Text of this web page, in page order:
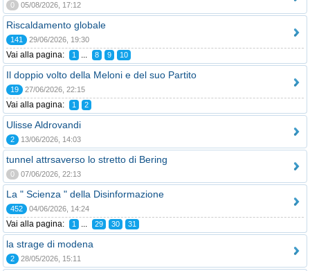
0 05/08/2026, 17:12
Riscaldamento globale
141 29/06/2026, 19:30
Vai alla pagina: 1 ... 8 9 10
Il doppio volto della Meloni e del suo Partito
19 27/06/2026, 22:15
Vai alla pagina: 1 2
Ulisse Aldrovandi
2 13/06/2026, 14:03
tunnel attrsaverso lo stretto di Bering
0 07/06/2026, 22:13
La " Scienza " della Disinformazione
452 04/06/2026, 14:24
Vai alla pagina: 1 ... 29 30 31
la strage di modena
2 28/05/2026, 15:11